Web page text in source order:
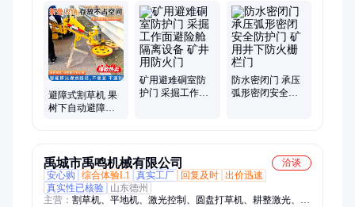
浆泵、岩石锯、铣挖机、挖机打桩机、抓钢机、筛分斗、土壤修
复斗、电磁吸盘、沙滩清理机、莲花抓钢机、装载机清扫车、护
栏清洗机、除雪滚刷、锚索切割机、皮带取样机、空气炮、焊网
机、钻孔测斜仪、电动皮带纠偏器、坑道钻机
避障式割草机 果
树下自动避障打
矿用避难硐室防
护门 采掘工作面
防水密闭门 承压
弧形密闭安全防
禹城市禹鸣机械有限公司
洽谈
安心购
综合体验L1 真实工厂 回复及时 出价迅速
真实性已核验
山东德州
主营： 割草机、平地机、激光控制、圆盘打草机、耕整激光、花